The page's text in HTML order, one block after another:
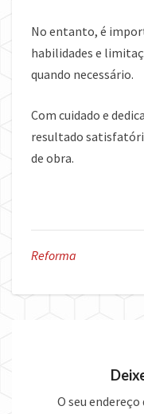
No entanto, é
habilidades e
quando necessário.
Com cuidado e
resultado
de obra.
Reforma
O seu